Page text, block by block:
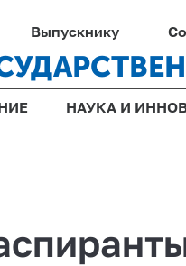
Выпускнику
НАУКА И